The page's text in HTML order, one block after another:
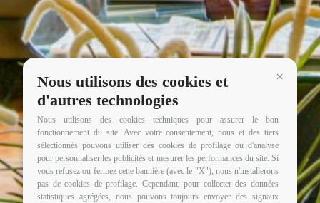
Continua
Nous utilisons des cookies et
d'autres technologies
Nous utilisons des cookies techniques pour assurer le bon
fonctionnement du site. Avec votre consentement, nous et des tiers
sélectionnés pouvons utiliser des cookies de profilage ou d'analyse
pour personnaliser les publicités et mesurer les performances du site. Si
vous refusez ou fermez cette bannière (avec le "X"), nous n'installerons
pas de cookies de profilage. Cependant, pour collecter des données
statistiques agrégées, nous pouvons toujours envoyer des signaux